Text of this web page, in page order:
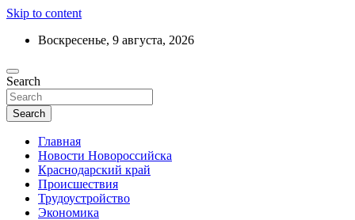
Skip to content
Воскресенье, 9 августа, 2026
Актуальные новости Новороссийска и
Краснодарского края
Ежедневный дайджест событий региона
Search
Search
Главная
Новости Новороссийска
Краснодарский край
Происшествия
Трудоустройство
Экономика